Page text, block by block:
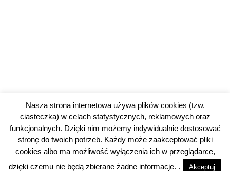
© 2026 piotrkowski24.pl | Polityka prywatności
Nasza strona internetowa używa plików cookies (tzw.
ciasteczka) w celach statystycznych, reklamowych oraz
funkcjonalnych. Dzięki nim możemy indywidualnie dostosować
stronę do twoich potrzeb. Każdy może zaakceptować pliki
cookies albo ma możliwość wyłączenia ich w przeglądarce,
dzięki czemu nie będą zbierane żadne informacje. .
Akceptuj